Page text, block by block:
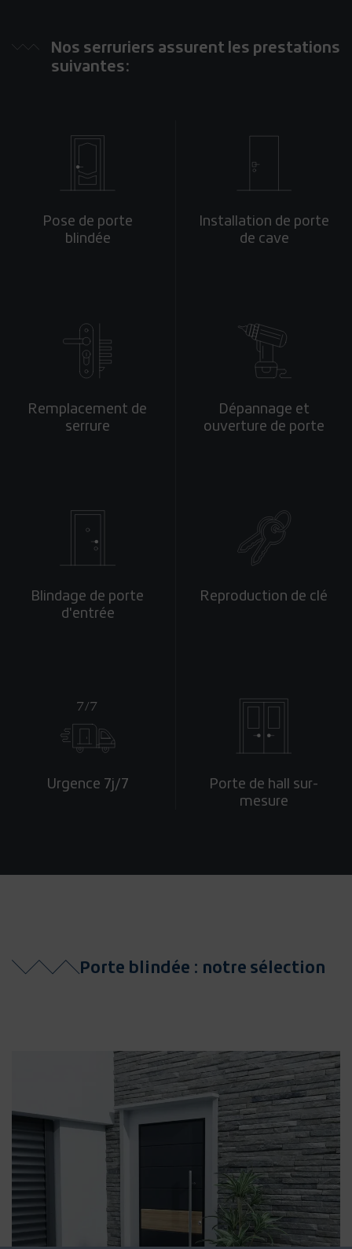
Nos serruriers assurent les prestations
suivantes:
Pose de porte
blindée
Installation de porte
de cave
Remplacement de
serrure
Dépannage et
ouverture de porte
Blindage de porte
d'entrée
Reproduction de clé
Urgence 7j/7
Porte de hall sur-
mesure
Porte blindée : notre sélection